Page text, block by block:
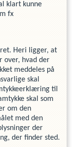
klart kunne
fx
Heri ligger, at
over, hvad der
meddeles på
skal
til
skal som
om den
med den
der
der finder sted.